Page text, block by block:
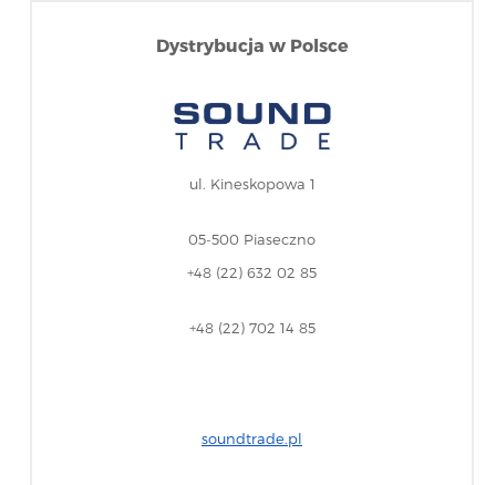
Dystrybucja w Polsce
ul. Kineskopowa 1
05-500 Piaseczno
+48 (22) 632 02 85
+48 (22) 702 14 85
soundtrade.pl